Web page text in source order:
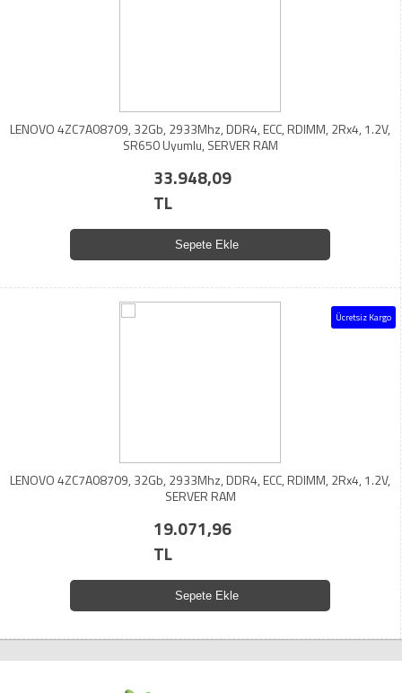
LENOVO 4ZC7A08709, 32Gb, 2933Mhz, DDR4, ECC, RDIMM, 2Rx4, 1.2V,
SR650 Uyumlu, SERVER RAM
33.948,09
TL
Sepete Ekle
Ücretsiz Kargo
LENOVO 4ZC7A08709, 32Gb, 2933Mhz, DDR4, ECC, RDIMM, 2Rx4, 1.2V,
SERVER RAM
19.071,96
TL
Sepete Ekle